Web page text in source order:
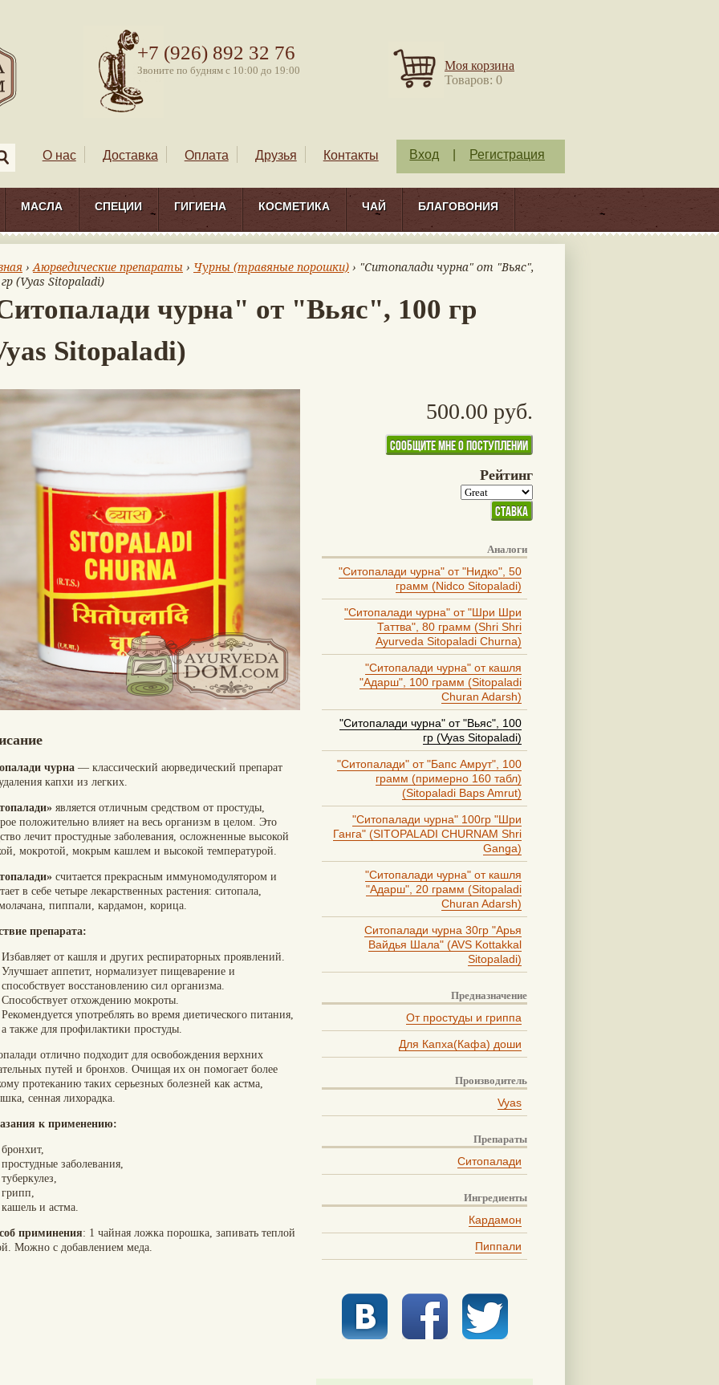
+7 (926) 892 32 76
Звоните по будням с 10:00 до 19:00
Моя корзина
Товаров: 0
О нас Доставка Оплата Друзья Контакты Вход Регистрация
МАСЛА СПЕЦИИ ГИГИЕНА КОСМЕТИКА ЧАЙ БЛАГОВОНИЯ
›Аюрведические препараты › Чурны (травяные порошки) › "Ситопалади чурна" от "Вьяс",
(Vyas Sitopaladi)
чурна" от "Вьяс", 100 гр
Sitopaladi)
чурна — классический аюрведический препарат
капхи из легких.
является отличным средством от простуды,
положительно влияет на весь организм в целом. Это
лечит простудные заболевания, осложненные высокой
мокротой, мокрым кашлем и высокой температурой.
считается прекрасным иммуномодулятором и
в себе четыре лекарственных растения: ситопала,
пиппали, кардамон, корица.
препарата:
Избавляет от кашля и других респираторных проявлений.
Улучшает аппетит, нормализует пищеварение и
способствует восстановлению сил организма.
Способствует отхождению мокроты.
Рекомендуется употреблять во время диетического питания,
а также для профилактики простуды.
отлично подходит для освобождения верхних
путей и бронхов. Очищая их он помогает более
протеканию таких серьезных болезней как астма,
сенная лихорадка.
к применению:
бронхит,
простудные заболе­вания,
туберкулез,
грипп,
кашель и астма.
приминения: 1 чайная ложка порошка, запивать теплой
Можно с добавлением меда.
500.00 руб.
Рейтинг
Аналоги
"Ситопалади чурна" от "Нидко", 50
грамм (Nidco Sitopaladi)
"Ситопалади чурна" от "Шри Шри
Таттва", 80 грамм (Shri Shri
Ayurveda Sitopaladi Churna)
"Ситопалади чурна" от кашля
"Адарш", 100 грамм (Sitopaladi
Churan Adarsh)
"Ситопалади чурна" от "Вьяс", 100
гр (Vyas Sitopaladi)
"Ситопалади" от "Бапс Амрут", 100
грамм (примерно 160 табл)
(Sitopaladi Baps Amrut)
"Ситопалади чурна" 100гр "Шри
Ганга" (SITOPALADI CHURNAM Shri
Ganga)
"Ситопалади чурна" от кашля
"Адарш", 20 грамм (Sitopaladi
Churan Adarsh)
Ситопалади чурна 30гр "Арья
Вайдья Шала" (AVS Kottakkal
Sitopaladi)
Предназначение
От простуды и гриппа
Для Капха(Кафа) доши
Производитель
Vyas
Препараты
Ситопалади
Ингредиенты
Кардамон
Пиппали